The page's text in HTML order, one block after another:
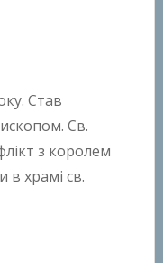
Став
Св.
з королем
в храмі св.